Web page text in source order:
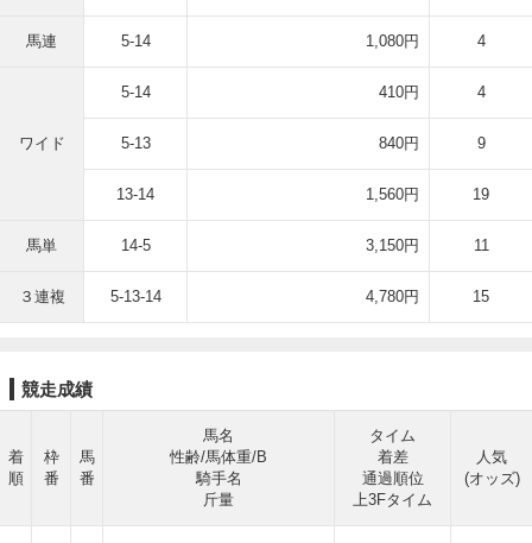
馬連 5-14 1,080円 4
ワイド
5-14 410円 4
5-13 840円 9
13-14 1,560円 19
馬単 14-5 3,150円 11
３連複 5-13-14 4,780円 15
競走成績
着
順
枠
番
馬
番
馬名
性齢/馬体重/B
騎手名
斤量
タイム
着差
通過順位
上3Fタイム
人気
(オッズ)